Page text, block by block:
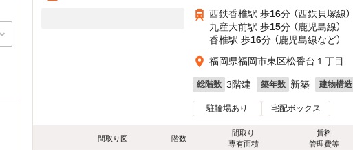
西鉄香椎駅 歩16分 （西鉄貝塚線）
九産大前駅 歩15分 （鹿児島線）
香椎駅 歩16分 （鹿児島線など）
福岡県福岡市東区松香台１丁目
総階数 3階建 築年数 新築 建物構造
駐輪場あり 宅配ボックス
間取り図 階数
間取り
専有面積
賃料
管理費等